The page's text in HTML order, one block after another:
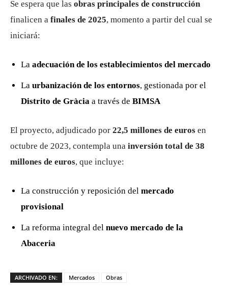
Se espera que las obras principales de construcción
finalicen a finales de 2025, momento a partir del cual se
iniciará:
La adecuación de los establecimientos del mercado
La urbanización de los entornos, gestionada por el
Distrito de Gràcia a través de BIMSA
El proyecto, adjudicado por 22,5 millones de euros en
octubre de 2023, contempla una inversión total de 38
millones de euros, que incluye:
La construcción y reposición del mercado
provisional
La reforma integral del nuevo mercado de la
Abaceria
ARCHIVADO EN: Mercados Obras